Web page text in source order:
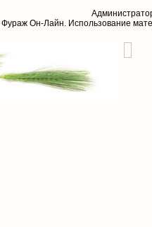
Фураж Он-Лайн. Использование